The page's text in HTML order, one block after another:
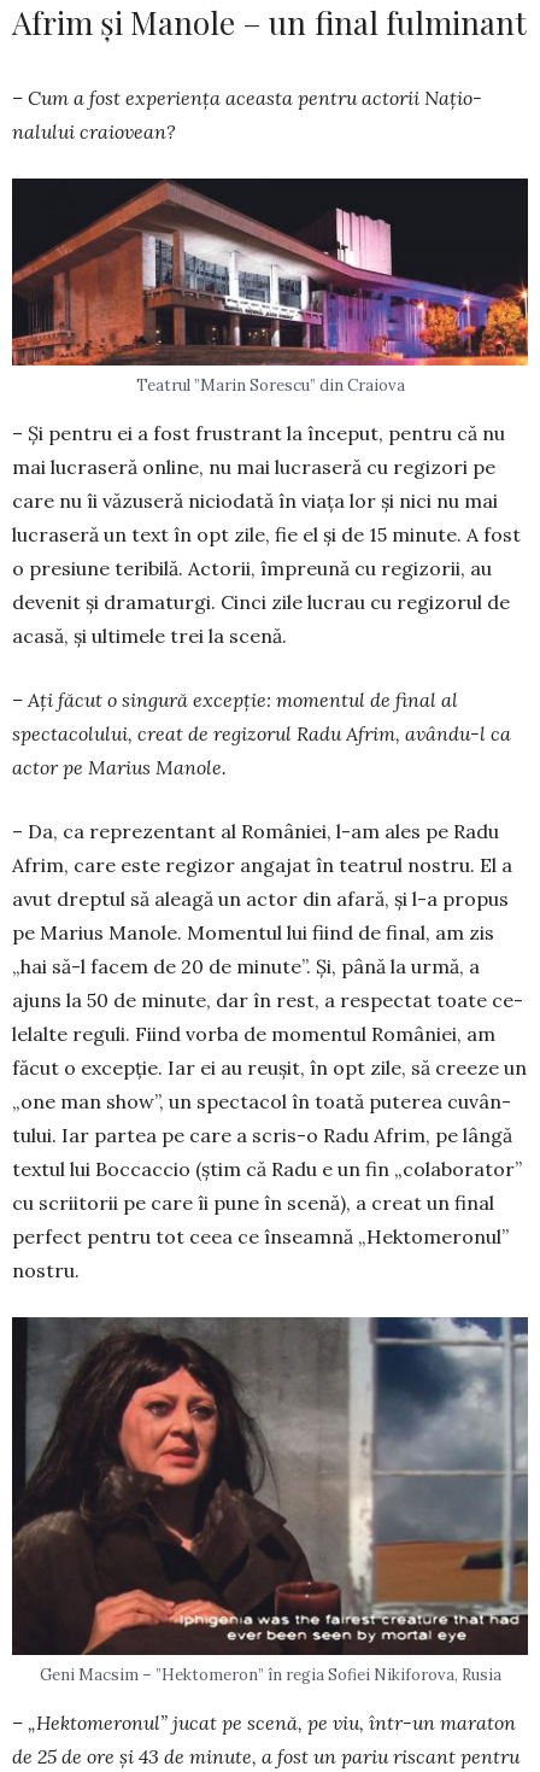
Afrim și Manole – un final fulminant
– Cum a fost experiența aceasta pentru actorii Na­țio­
nalului craio­vean?
Teatrul ”Marin Sorescu” din Craiova
– Și pentru ei a fost frus­trant la început, pentru că nu
mai lucraseră online, nu mai lucraseră cu regizori pe
care nu îi văzuseră niciodată în viața lor și nici nu mai
lucraseră un text în opt zile, fie el și de 15 minute. A fost
o presiune te­ribilă. Ac­torii, îm­preună cu regizorii, au
devenit și dra­ma­turgi. Cinci zile lucrau cu re­gizorul de
acasă, și ulti­mele trei la scenă.
– Ați făcut o singură excepție: mo­mentul de final al
spectacolului, creat de regi­zorul Radu Afrim, avân­du-l ca
actor pe Marius Manole.
– Da, ca reprezentant al României, l-am ales pe Radu
Afrim, care este regizor angajat în teatrul nostru. El a
avut dreptul să aleagă un actor din afa­ră, și l-a propus
pe Marius Manole. Momentul lui fi­ind de final, am zis
„hai să-l facem de 20 de mi­nute”. Și, până la urmă, a
ajuns la 50 de mi­nute, dar în rest, a respectat toate ce­
lelalte re­guli. Fiind vor­ba de momentul Ro­­mâ­niei, am
făcut o excep­ție. Iar ei au reușit, în opt zile, să creeze un
„one man show”, un spectacol în toată pu­terea cu­vân­
tu­lui. Iar partea pe care a scris-o Radu Afrim, pe lângă
textul lui Boccaccio (știm că Radu e un fin „colaborator”
cu scriitorii pe care îi pune în sce­nă), a creat un final
perfect pentru tot ceea ce în­seamnă „Hek­to­me­ronul”
nostru.
Geni Macsim – ”Hektomeron” în regia Sofiei Nikiforova, Rusia
– „Hektomeronul” jucat pe scenă, pe viu, într-un maraton
de 25 de ore și 43 de minute, a fost un pariu ris­cant pentru